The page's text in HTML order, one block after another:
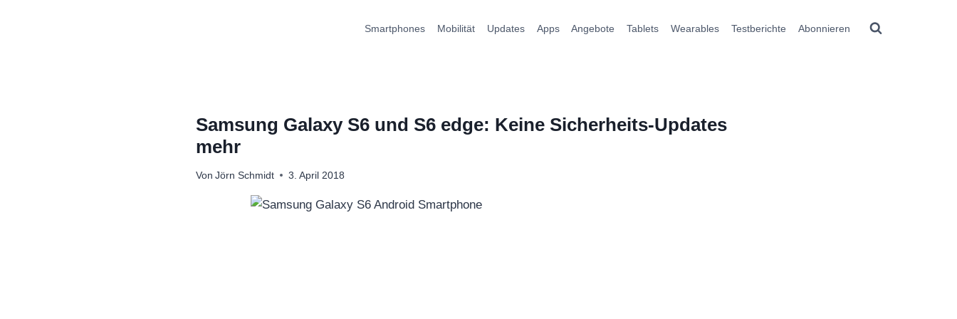
Smartphones Mobilität Updates Apps Angebote Tablets Wearables Testberichte Abonnieren
Samsung Galaxy S6 und S6 edge: Keine Sicherheits-Updates
mehr
Von Jörn Schmidt 3. April 2018